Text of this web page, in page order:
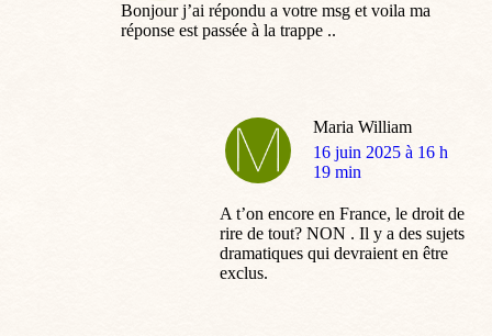
Bonjour j’ai répondu a votre msg et voila ma
réponse est passée à la trappe ..
Maria William
dit
:
16 juin 2025 à 16 h
19 min
A t’on encore en France, le droit de
rire de tout? NON . Il y a des sujets
dramatiques qui devraient en être
exclus.